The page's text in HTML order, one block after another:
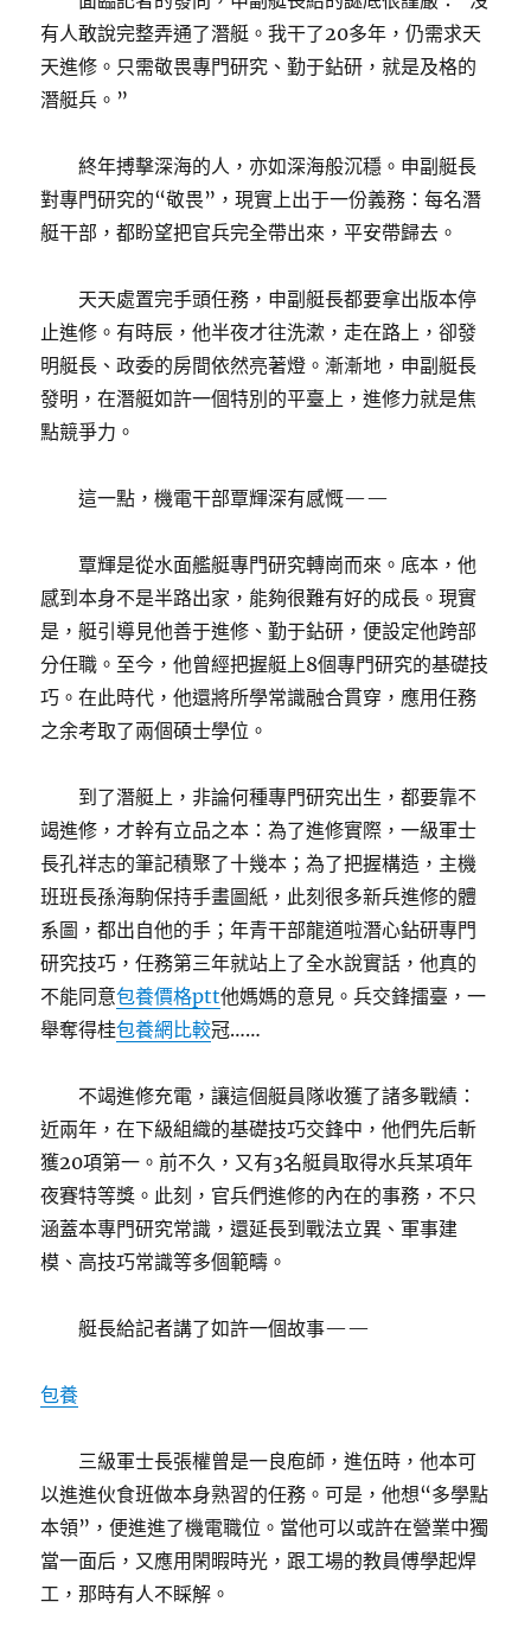
有人敢說完整弄通了潛艇。我干了20多年，仍需求天
天進修。只需敬畏專門研究、勤于鉆研，就是及格的
潛艇兵。”
終年搏擊深海的人，亦如深海般沉穩。申副艇長
對專門研究的“敬畏”，現實上出于一份義務：每名潛
艇干部，都盼望把官兵完全帶出來，平安帶歸去。
天天處置完手頭任務，申副艇長都要拿出版本停
止進修。有時辰，他半夜才往洗漱，走在路上，卻發
明艇長、政委的房間依然亮著燈。漸漸地，申副艇長
發明，在潛艇如許一個特別的平臺上，進修力就是焦
點競爭力。
這一點，機電干部覃輝深有感慨——
覃輝是從水面艦艇專門研究轉崗而來。底本，他
感到本身不是半路出家，能夠很難有好的成長。現實
是，艇引導見他善于進修、勤于鉆研，便設定他跨部
分任職。至今，他曾經把握艇上8個專門研究的基礎技
巧。在此時代，他還將所學常識融合貫穿，應用任務
之余考取了兩個碩士學位。
到了潛艇上，非論何種專門研究出生，都要靠不
竭進修，才幹有立品之本：為了進修實際，一級軍士
長孔祥志的筆記積聚了十幾本；為了把握構造，主機
班班長孫海駒保持手畫圖紙，此刻很多新兵進修的體
系圖，都出自他的手；年青干部龍道啦潛心鉆研專門
研究技巧，任務第三年就站上了全水說實話，他真的
不能同意包養價格ptt他媽媽的意見。兵交鋒擂臺，一
舉奪得桂包養網比較冠……
不竭進修充電，讓這個艇員隊收獲了諸多戰績：
近兩年，在下級組織的基礎技巧交鋒中，他們先后斬
獲20項第一。前不久，又有3名艇員取得水兵某項年
夜賽特等獎。此刻，官兵們進修的內在的事務，不只
涵蓋本專門研究常識，還延長到戰法立異、軍事建
模、高技巧常識等多個範疇。
艇長給記者講了如許一個故事——
包養
三級軍士長張權曾是一良庖師，進伍時，他本可
以進進伙食班做本身熟習的任務。可是，他想“多學點
本領”，便進進了機電職位。當他可以或許在營業中獨
當一面后，又應用閑暇時光，跟工場的教員傅學起焊
工，那時有人不睬解。